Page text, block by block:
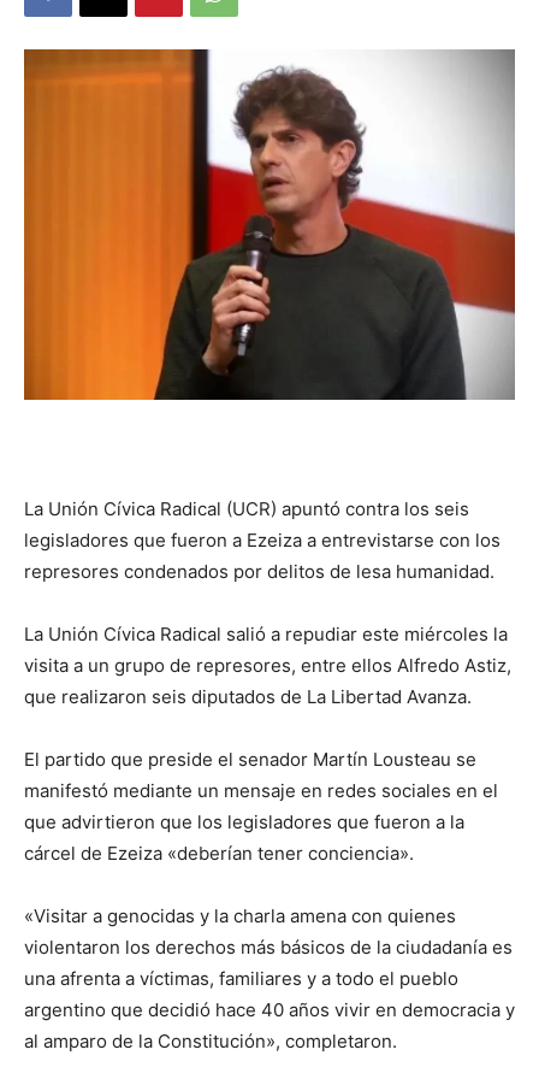
::
La
lo
se
ve…
La Unión Cívica Radical (UCR) apuntó contra los seis
legisladores que fueron a Ezeiza a entrevistarse con los
represores condenados por delitos de lesa humanidad.
La Unión Cívica Radical salió a repudiar este miércoles la
visita a un grupo de represores, entre ellos Alfredo Astiz,
que realizaron seis diputados de La Libertad Avanza.
El partido que preside el senador Martín Lousteau se
manifestó mediante un mensaje en redes sociales en el
que advirtieron que los legisladores que fueron a la
cárcel de Ezeiza «deberían tener conciencia».
«Visitar a genocidas y la charla amena con quienes
violentaron los derechos más básicos de la ciudadanía es
una afrenta a víctimas, familiares y a todo el pueblo
argentino que decidió hace 40 años vivir en democracia y
al amparo de la Constitución», completaron.